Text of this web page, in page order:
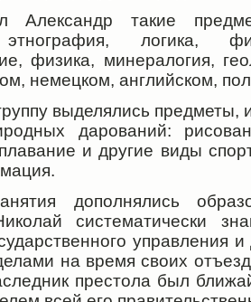
Александр такие
этнография, логика,
физика, минералогия,
немецком, английском,
выделялись предметы,
дарований:
и другие виды
дополнялись
систематически
управления
на время своих
престола был